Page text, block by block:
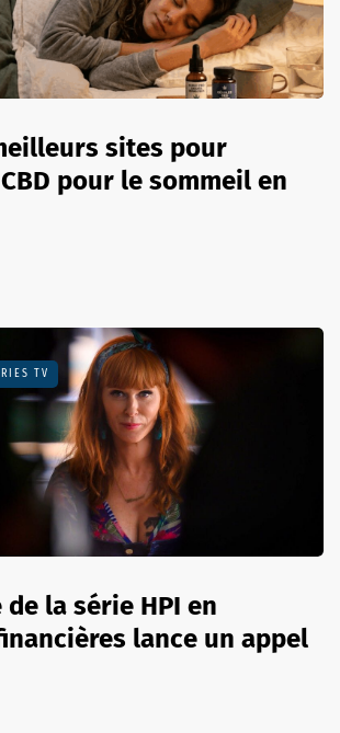
sites pour
pour le sommeil en
TV
la série HPI en
lance un appel